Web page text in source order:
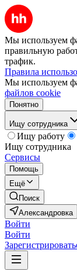
Мы используем
правильную
трафик.
Правила
Мы используем
файлов cookie
Понятно
Ищу сотрудника
Ищу работу
Ищу сотрудника
Сервисы
Помощь
Ещё
Поиск
Александровка
Войти
Войти